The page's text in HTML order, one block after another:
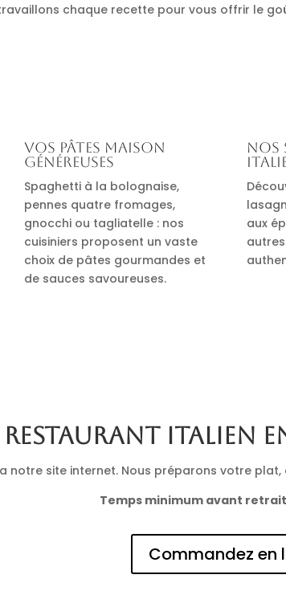
chaque recette pour vous offrir le
Vos pâtes maison
généreuses
Spaghetti à la bolognaise,
pennes quatre fromages,
gnocchi ou tagliatelle : nos
cuisiniers proposent un vaste
choix de pâtes gourmandes et
de sauces savoureuses.
Nos
aux
restaurant italien
notre site internet. Nous préparons votre
Temps minimum avant
Commandez en